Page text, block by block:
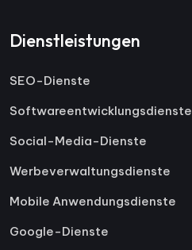
Dienstleistungen
SEO-Dienste
Softwareentwicklungsdienste
Social-Media-Dienste
Werbeverwaltungsdienste
Mobile Anwendungsdienste
Google-Dienste